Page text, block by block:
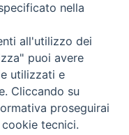
PERGOLA | Via Roma,
(PU) |
90003900413
nella
all'utilizzo dei
puoi avere
utilizzati e
Cliccando su
proseguirai
tecnici.